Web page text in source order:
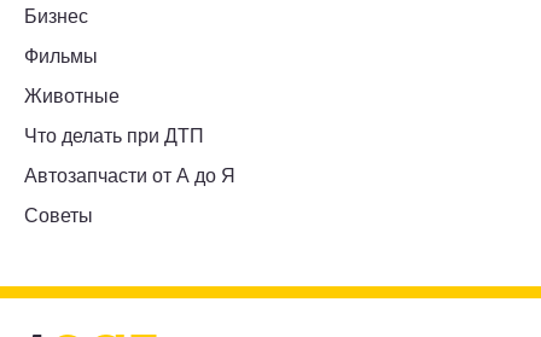
Бизнес
Фильмы
Животные
Что делать при ДТП
Автозапчасти от А до Я
Советы